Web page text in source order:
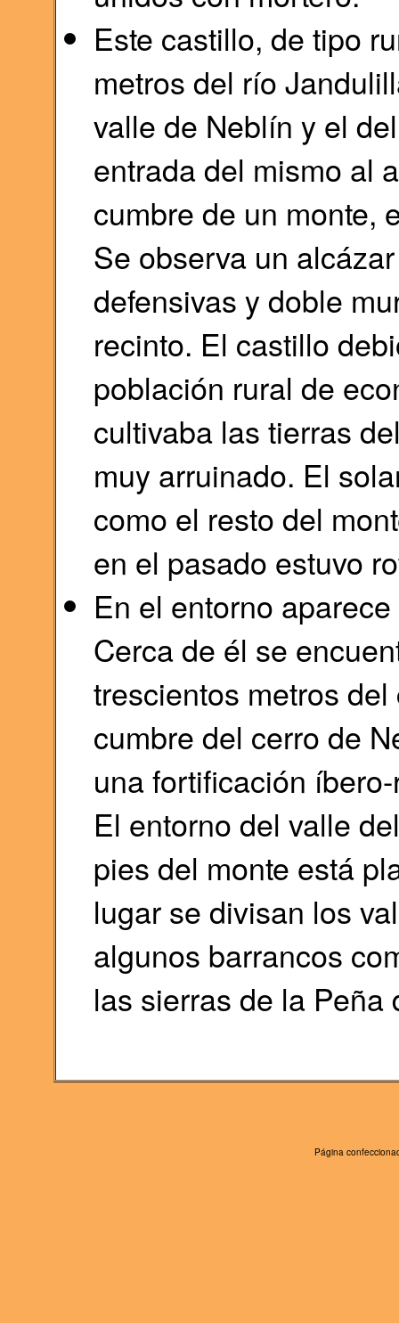
Este castillo, de tipo
metros del río
valle de Neblín y el
entrada del mismo al
cumbre de un monte,
Se observa un
defensivas y doble
recinto. El castillo
población rural de
cultivaba las tierras
muy arruinado. El
como el resto del
en el pasado estuvo
En el entorno
Cerca de él se
trescientos metros
cumbre del cerro de
una fortificación
El entorno del valle
pies del monte está
lugar se divisan los
algunos barrancos
las sierras de la
Página